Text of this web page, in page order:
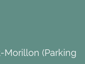
Morillon (Parking